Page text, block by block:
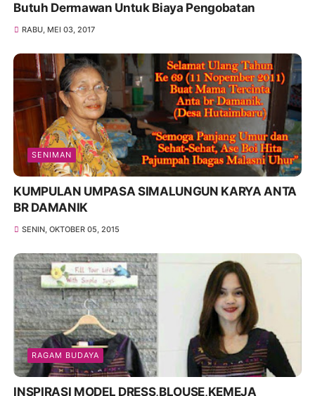
Butuh Dermawan Untuk Biaya Pengobatan
RABU, MEI 03, 2017
SENIMAN
KUMPULAN UMPASA SIMALUNGUN KARYA ANTA
BR DAMANIK
SENIN, OKTOBER 05, 2015
RAGAM BUDAYA
INSPIRASI MODEL DRESS,BLOUSE,KEMEJA